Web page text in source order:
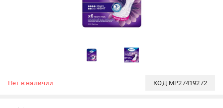
Нет в наличии КОД MP27419272